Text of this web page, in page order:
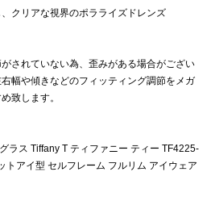
クリアな視界のポラライズドレンズ
されていない為、歪みがある場合がござい
幅や傾きなどのフィッティング調節をメガ
致します。
ラス Tiffany T ティファニー ティー TF4225-
トアイ型 セルフレーム フルリム アイウェア